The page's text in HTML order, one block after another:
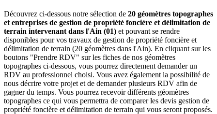
Découvrez ci-dessous notre sélection de 20 géomètres topographes
et entreprises de gestion de propriété foncière et délimitation de
terrain intervenant dans l'Ain (01) et pouvant se rendre
disponibles pour vos travaux de gestion de propriété foncière et
délimitation de terrain (20 géomètres dans l'Ain). En cliquant sur les
boutons "Prendre RDV" sur les fiches de nos géomètres
topographes ci-dessous, vous pourrez directement demander un
RDV au professionnel choisi. Vous avez également la possibilité de
nous décrire votre projet et de demander plusieurs RDV afin de
gagner du temps. Vous pourrez recevoir différents géomètres
topographes ce qui vous permettra de comparer les devis gestion de
propriété foncière et délimitation de terrain qui vous seront proposés.